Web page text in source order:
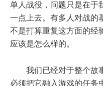
单人战役，问题只是在于
一点上去。有多人对战的
不是打算重复这方面的经
应该是怎么样的。
我们已经对于整个故
必须把它融入游戏的任务